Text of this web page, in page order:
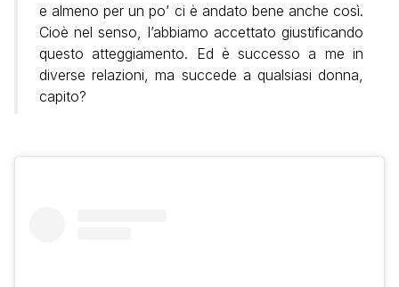
e almeno per un po’ ci è andato bene anche così.
Cioè nel senso, l’abbiamo accettato giustificando
questo atteggiamento. Ed è successo a me in
diverse relazioni, ma succede a qualsiasi donna,
capito?